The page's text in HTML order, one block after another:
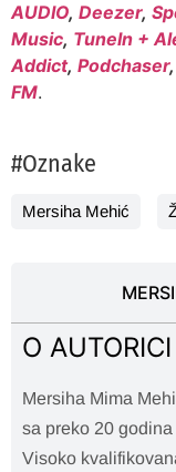
AUDIO, Deezer,
Music, TuneIn +
Addict, Podchaser,
FM.
#Oznake
Mersiha Mehić
O AUTORICI
Mersiha Mima
sa preko 20
Visoko